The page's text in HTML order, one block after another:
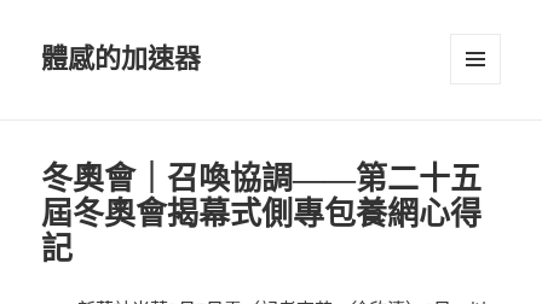
體感的加速器
冬奧會｜召喚協調——第二十五
屆冬奧會揭幕式側專包養網心得
記